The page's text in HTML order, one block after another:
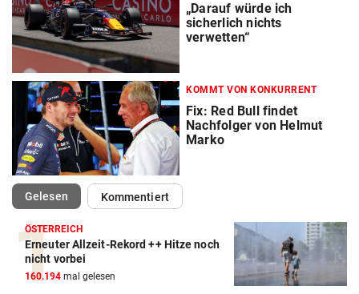
„Darauf würde ich
sicherlich nichts
verwetten“
KOMMT VON KONKURRENT
Fix: Red Bull findet
Nachfolger von Helmut
Marko
Gelesen(ausgewählt)Kommentiert
ÖSTERREICH
Erneuter Allzeit-Rekord ++ Hitze noch
nicht vorbei
160.194 mal gelesen
Action-Cam Vergleich
ZUM VERGLEICH